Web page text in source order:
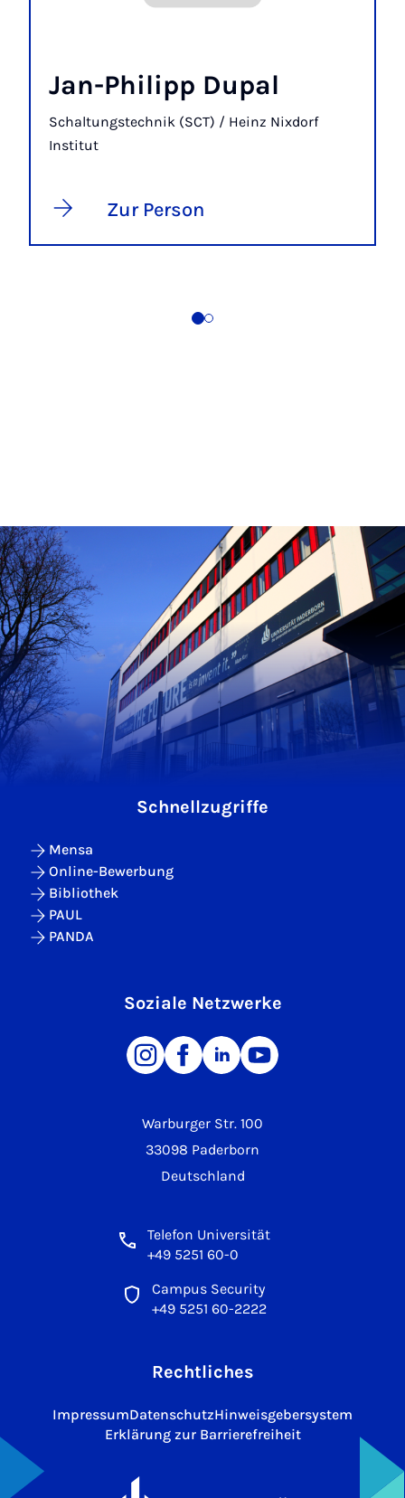
Jan-Philipp Dupal
Schaltungstechnik (SCT) / Heinz Nixdorf
Institut
Zur Person
Warburger Str. 100
33098 Paderborn
Deutschland
Telefon Universität
+49 5251 60-0
Campus Security
+49 5251 60-2222
Schnellzugriffe
Mensa
Online-Bewerbung
Bibliothek
PAUL
PANDA
Soziale Netzwerke
Rechtliches
ImpressumDatenschutzHinweisgebersystem
Erklärung zur Barrierefreiheit